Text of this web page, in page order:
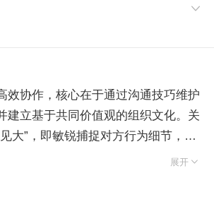

效协作，核心在于通过沟通技巧维护
建立基于共同价值观的组织文化。关
大”，即敏锐捕捉对方行为细节，精
后独特的优势品质。借助盖洛普优势
展开 